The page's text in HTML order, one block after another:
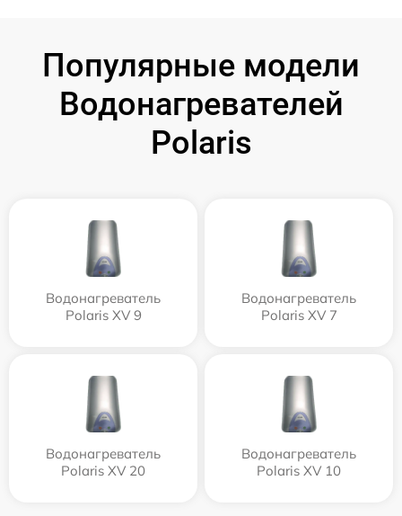
Популярные модели
Водонагревателей
Polaris
Водонагреватель
Polaris XV 9
Водонагреватель
Polaris XV 7
Водонагреватель
Polaris XV 20
Водонагреватель
Polaris XV 10